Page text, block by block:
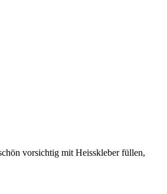
vorsichtig mit Heisskleber füllen,